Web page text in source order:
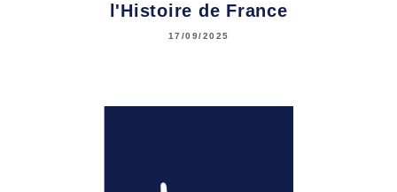
l'Histoire de France
17/09/2025